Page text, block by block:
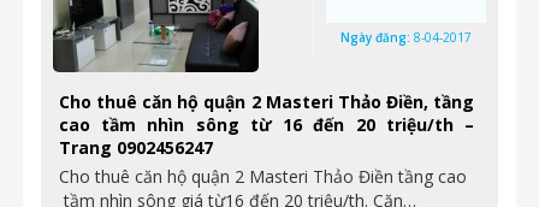
Cho thuê căn hộ quận 2 Masteri Thảo Điền, tầng
cao tầm nhìn sông từ 16 đến 20 triệu/th –
Trang 0902456247
Cho thuê căn hộ quận 2 Masteri Thảo Điền tầng cao
tầm nhìn sông giá từ16 đến 20 triệu/th. Căn…
Ngày đăng: 8-04-2017